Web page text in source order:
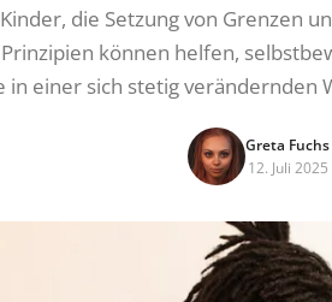
die Setzung von Grenzen
können helfen,
in einer sich stetig verändernden
Greta Fuchs
12. Juli 2025